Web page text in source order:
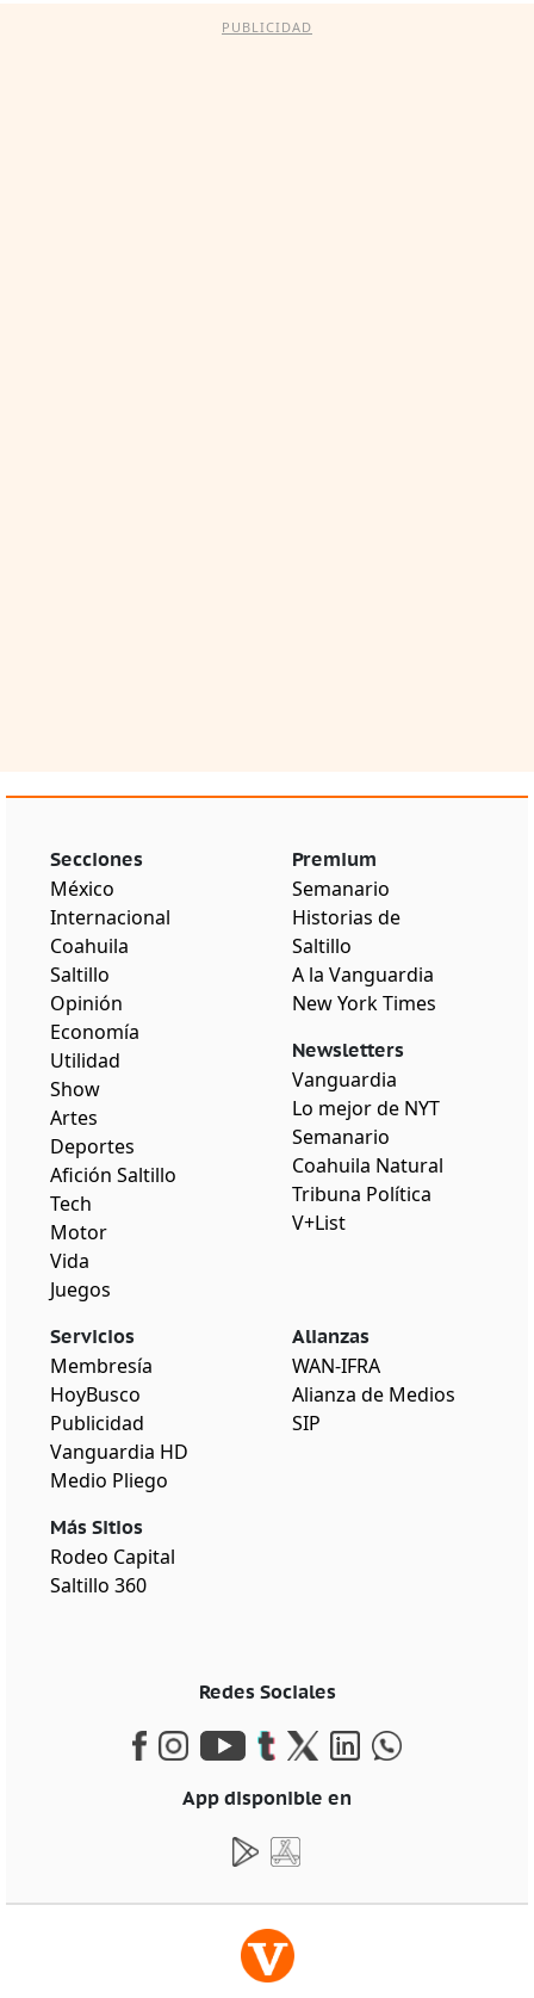
PUBLICIDAD
Secciones
México
Internacional
Coahuila
Saltillo
Opinión
Economía
Utilidad
Show
Artes
Deportes
Afición Saltillo
Tech
Motor
Vida
Juegos
Premium
Semanario
Historias de
Saltillo
A la Vanguardia
New York Times
Newsletters
Vanguardia
Lo mejor de NYT
Semanario
Coahuila Natural
Tribuna Política
V+List
Servicios
Membresía
HoyBusco
Publicidad
Vanguardia HD
Medio Pliego
Más Sitios
Rodeo Capital
Saltillo 360
Alianzas
WAN-IFRA
Alianza de Medios
SIP
Redes Sociales
App disponible en